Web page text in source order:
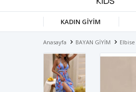
KADIN GIYIM
Anasayfa BAYAN GİYİM Elbise